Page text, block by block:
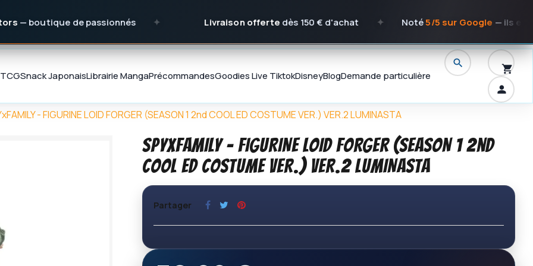
de passionnés ✦ Livraison offertedès 150 € d'achat ✦ Noté 5/5 sur Google— ils en parlent
TCGSnack JaponaisLibrairie MangaPrécommandesGoodiesLive TiktokDisneyBlogDemande particulière
- FIGURINE LOID FORGER (SEASON 1 2nd COOL ED COSTUME VER.) VER.2 LUMINASTA
SPYxFAMILY - FIGURINE LOID FORGER (SEASON 1 2nd
COOL ED COSTUME VER.) VER.2 LUMINASTA
Partager